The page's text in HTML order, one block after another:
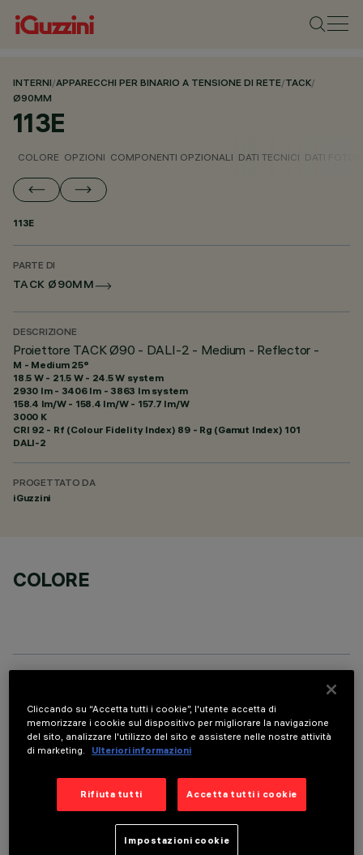
INTERNI/APPARECCHI PER BINARIO A TENSIONE DI RETE/TACK/
Ø90MM
113E
COLORE OPZIONI COMPONENTI OPZIONALI DATI TECNICI DATI
113E
PARTE DI
TACK Ø90MM
DESCRIZIONE
Proiettore TACK Ø90 - DALI-2 - Medium - Reflector -
M - Medium 25°
18.5 W - 21.5 W - 24.5 W system
2930 lm - 3406 lm - 3863 lm system
158.4 lm/W - 158.4 lm/W - 157.7 lm/W
3000 K
CRI 92 - Rf (Colour Fidelity Index) 89 - Rg (Gamut Index) 101
DALI-2
PROGETTATO DA
iGuzzini
COLORE
COMPONENTI OPZIONALI
Cliccando su “Accetta tutti i cookie”, l'utente accetta di
memorizzare i cookie sul dispositivo per migliorare la navigazione
del sito, analizzare l'utilizzo del sito e assistere nelle nostre attività
di marketing.
Ulteriori informazioni
Rifiuta tutti Accetta tutti i cookie
Impostazioni cookie